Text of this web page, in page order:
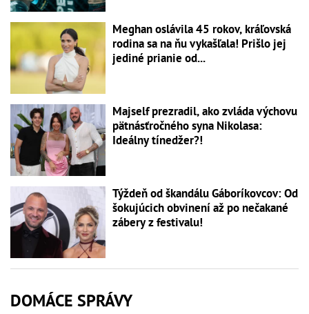
Meghan oslávila 45 rokov, kráľovská
rodina sa na ňu vykašľala! Prišlo jej
jediné prianie od...
Majself prezradil, ako zvláda výchovu
pätnásťročného syna Nikolasa:
Ideálny tínedžer?!
Týždeň od škandálu Gáboríkovcov: Od
šokujúcich obvinení až po nečakané
zábery z festivalu!
DOMÁCE SPRÁVY